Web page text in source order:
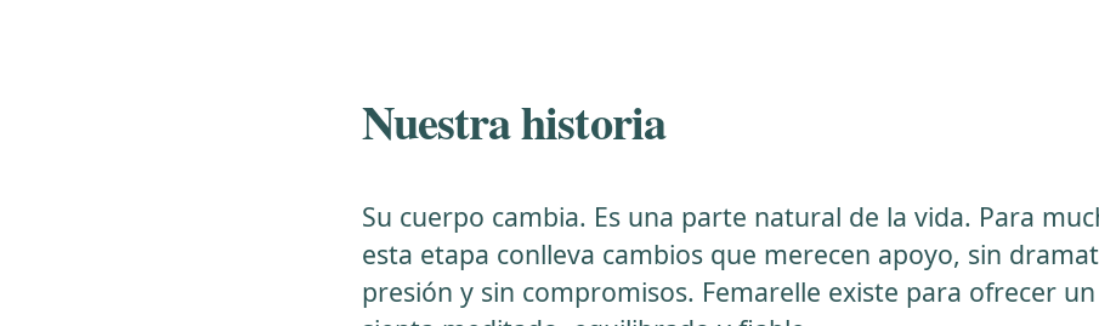
Nuestra historia
Su cuerpo cambia. Es una parte natural de la vida. Para
esta etapa conlleva cambios que merecen apoyo, sin
presión y sin compromisos. Femarelle existe para ofrecer